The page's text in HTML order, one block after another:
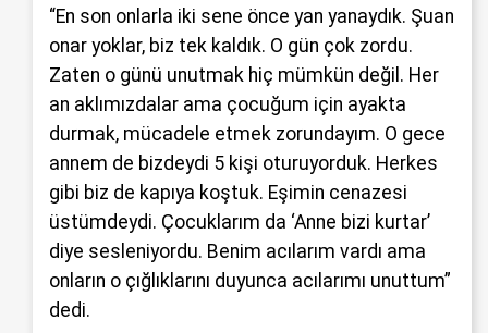
“En son onlarla iki sene önce yan yanaydık. Şuan
onar yoklar, biz tek kaldık. O gün çok zordu.
Zaten o günü unutmak hiç mümkün değil. Her
an aklımızdalar ama çocuğum için ayakta
durmak, mücadele etmek zorundayım. O gece
annem de bizdeydi 5 kişi oturuyorduk. Herkes
gibi biz de kapıya koştuk. Eşimin cenazesi
üstümdeydi. Çocuklarım da ‘Anne bizi kurtar’
diye sesleniyordu. Benim acılarım vardı ama
onların o çığlıklarını duyunca acılarımı unuttum”
dedi.